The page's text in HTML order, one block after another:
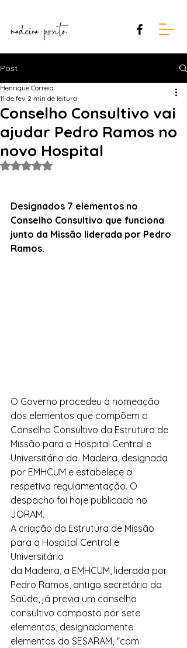
Post
Conselho Consultivo vai
ajudar Pedro Ramos no
novo Hospital
Henrique Correia
11 de fev. 2 min de leitura
Avaliado com NaN de 5 estrelas.
Designados 7 elementos no
Conselho Consultivo que funciona
junto da Missão liderada por Pedro
Ramos.
O Governo procedeu à nomeação
dos elementos que compõem o
Conselho Consultivo da Estrutura de
Missão para o Hospital Central e
Universitário da  Madeira, designada
por EMHCUM e estabelece a
respetiva regulamentação. O
despacho foi hoje publicado no
JORAM.
A criação da Estrutura de Missão
para o Hospital Central e
Universitário
da Madeira, a EMHCUM, liderada por
Pedro Ramos, antigo secretário da
Saúde, já previa um conselho
consultivo composto por sete
elementos, designadamente
elementos do SESARAM, "com